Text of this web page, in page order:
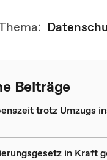
Beiträge
trotz Umzugs
in Kraft